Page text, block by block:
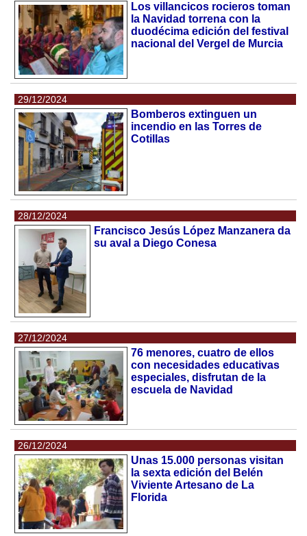
Los villancicos rocieros toman
la Navidad torrena con la
duodécima edición del festival
nacional del Vergel de Murcia
29/12/2024
Bomberos extinguen un
incendio en las Torres de
Cotillas
28/12/2024
Francisco Jesús López Manzanera da
su aval a Diego Conesa
27/12/2024
76 menores, cuatro de ellos
con necesidades educativas
especiales, disfrutan de la
escuela de Navidad
26/12/2024
Unas 15.000 personas visitan
la sexta edición del Belén
Viviente Artesano de La
Florida